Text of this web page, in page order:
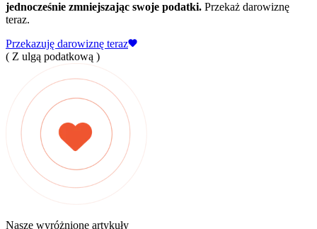
jednocześnie zmniejszając swoje podatki. Przekaż darowiznę
teraz.
Przekazuję darowiznę teraz
( Z ulgą podatkową )
Nasze wyróżnione artykuły